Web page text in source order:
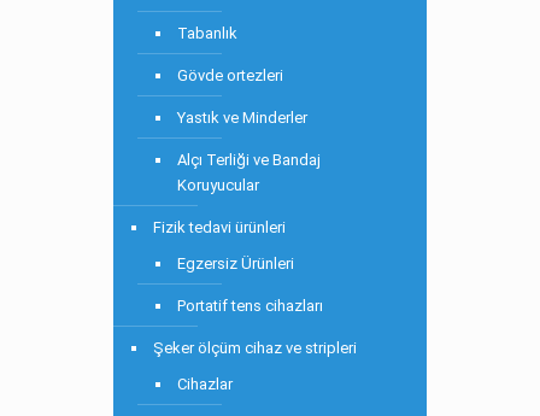
Tabanlık
Gövde ortezleri
Yastık ve Minderler
Alçı Terliği ve Bandaj
Koruyucular
Fizik tedavi ürünleri
Egzersiz Ürünleri
Portatif tens cihazları
Şeker ölçüm cihaz ve stripleri
Cihazlar